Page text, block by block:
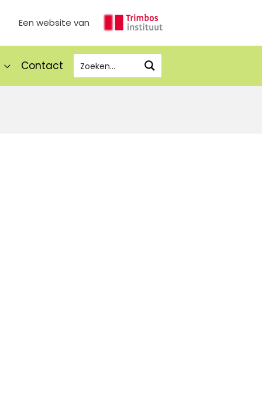
Een website van
Contact